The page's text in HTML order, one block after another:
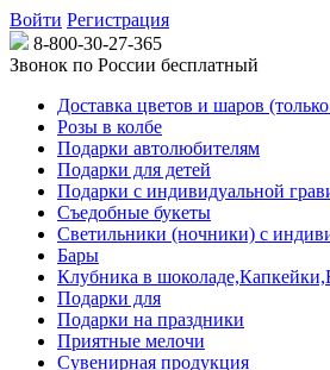
Войти Регистрация
8-800-30-27-365
Звонок по России бесплатный
Доставка цветов и шаров
Розы в колбе
Подарки автолюбителям
Подарки для детей
Подарки с индивидуальной
Съедобные букеты
Светильники (ночники) с
Бары
Клубника в
Подарки для
Подарки на праздники
Приятные мелочи
Сувенирная продукция